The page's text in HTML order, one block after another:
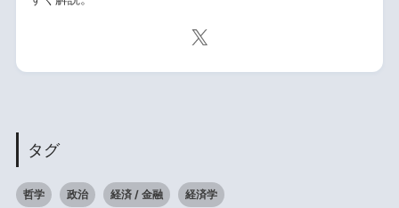
タグ
哲学 政治 経済 / 金融 経済学